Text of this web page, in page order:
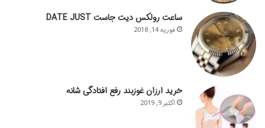
ساعت رولکس دیت جاست DATE JUST
فوریه 14, 2018
خرید ارزان غوزبند رفع افتادگی شانه
اکتبر 9, 2019